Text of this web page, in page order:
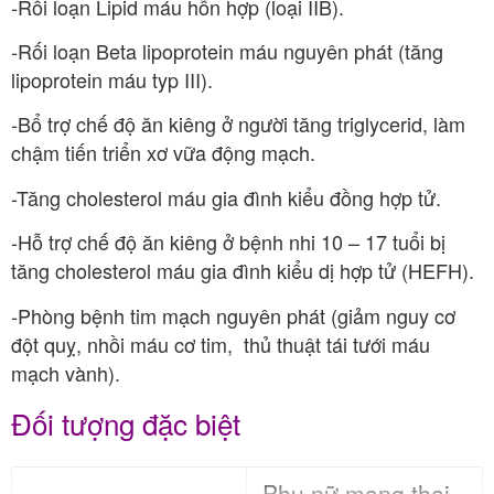
-Rối loạn Lipid máu hỗn hợp (loại IIB).
-Rối loạn Beta lipoprotein máu nguyên phát (tăng
lipoprotein máu typ III).
-Bổ trợ chế độ ăn kiêng ở người tăng triglycerid, làm
chậm tiến triển xơ vữa động mạch.
-Tăng cholesterol máu gia đình kiểu đồng hợp tử.
-Hỗ trợ chế độ ăn kiêng ở bệnh nhi 10 – 17 tuổi bị
tăng cholesterol máu gia đình kiểu dị hợp tử (HEFH).
-Phòng bệnh tim mạch nguyên phát (giảm nguy cơ
đột quỵ, nhồi máu cơ tim, thủ thuật tái tưới máu
mạch vành).
Đối tượng đặc biệt